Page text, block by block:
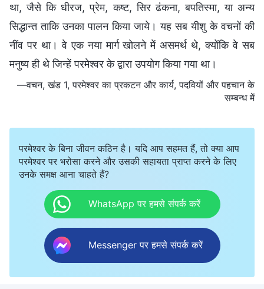
था, जैसे कि धीरज, प्रेम, कष्ट, सिर ढंकना, बपतिस्मा, या अन्य
सिद्धान्त ताकि उनका पालन किया जाये। यह सब यीशु के वचनों की
नींव पर था। वे एक नया मार्ग खोलने में असमर्थ थे, क्योंकि वे सब
मनुष्य ही थे जिन्हें परमेश्वर के द्वारा उपयोग किया गया था।
—वचन, खंड 1, परमेश्वर का प्रकटन और कार्य, पदवियों और पहचान के
सम्बन्ध में
परमेश्वर के बिना जीवन कठिन है। यदि आप सहमत हैं, तो क्या आप
परमेश्वर पर भरोसा करने और उसकी सहायता प्राप्त करने के लिए
उनके समक्ष आना चाहते हैं?
WhatsApp पर हमसे संपर्क करें
Messenger पर हमसे संपर्क करें